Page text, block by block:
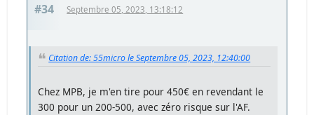
#34 Septembre 05, 2023, 13:18:12
Citation de: 55micro le Septembre 05, 2023, 12:40:00
Chez MPB, je m'en tire pour 450€ en revendant le
300 pour un 200-500, avec zéro risque sur l'AF.